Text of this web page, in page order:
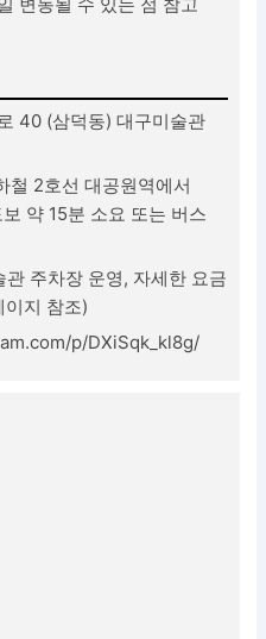
40 (삼덕동) 대구미술관
철 2호선 대공원역에서
약 15분 소요 또는 버스
주차장 운영, 자세한 요금
이지 참조)
p/DXiSqk_kl8g/